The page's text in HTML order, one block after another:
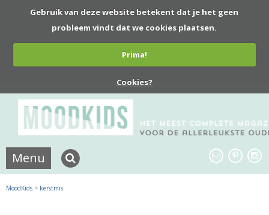
Gebruik van deze website betekent dat je het geen
probleem vindt dat we cookies plaatsen.
Prima!
Cookies?
Menu
MoodKids > kerstmis